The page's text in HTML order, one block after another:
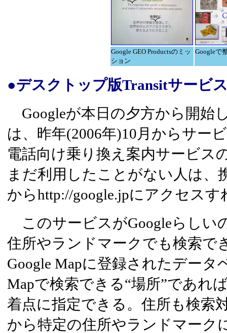
Google GEO Productsのミッ
ション
Googleで
●デスクトップ版Transitサービ
Googleが本日の夕方から開始
は、昨年(2006年)10月からサー
電話向け乗り換え案内サービス
まだ利用したことがない人は、
からhttp://google.jpにアクセス
このサービスがGoogleらしい
住所やランドマークでも検索で
Google Mapに登録されたデータ
Mapで検索できる“場所”であれ
着点に指定できる。住所も検索
から特定の住所やランドマーク